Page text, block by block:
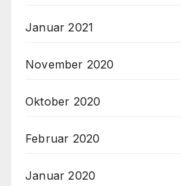
Januar 2021
November 2020
Oktober 2020
Februar 2020
Januar 2020